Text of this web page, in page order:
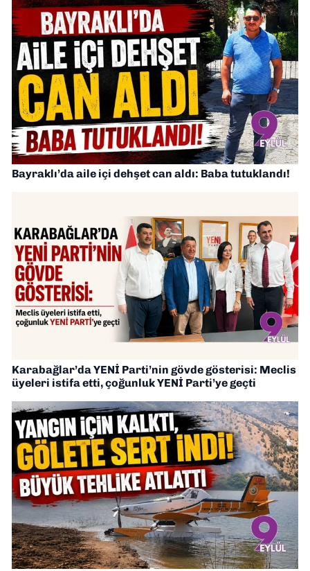
Bayraklı’da aile içi dehşet can aldı: Baba tutuklandı!
Karabağlar’da YENİ Parti’nin gövde gösterisi: Meclis
üyeleri istifa etti, çoğunluk YENİ Parti’ye geçti